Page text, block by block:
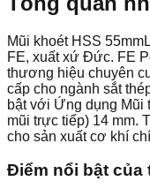
Mũi khoét HSS
FE, xuất xứ Đức. FE
thương hiệu chuyên
cấp cho ngành sắt
bật với Ứng dụng Mũi
mũi trực tiếp) 14 mm.
cho sản xuất cơ khí
Điểm nổi bật